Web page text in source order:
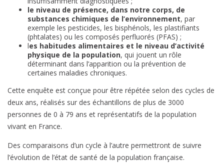
le niveau de présence, dans notre corps, de
substances chimiques de l’environnement, par
exemple les pesticides, les bisphénols, les plastifiants
(phtalates) ou les composés perfluorés (PFAS) ;
les habitudes alimentaires et le niveau d’activité
physique de la population, qui jouent un rôle
déterminant dans l’apparition ou la prévention de
certaines maladies chroniques.
Cette enquête est conçue pour être répétée selon des cycles de
deux ans, réalisés sur des échantillons de plus de 3000
personnes de 0 à 79 ans et représentatifs de la population
vivant en France.
Des comparaisons d’un cycle à l’autre permettront de suivre
l’évolution de l’état de santé de la population française.